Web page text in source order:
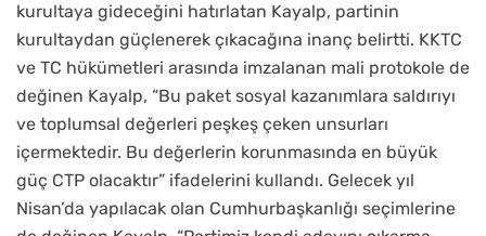
kurultaya gideceğini hatırlatan Kayalp, partinin
kurultaydan güçlenerek çıkacağına inanç belirtti. KKTC
ve TC hükümetleri arasında imzalanan mali protokole de
değinen Kayalp, “Bu paket sosyal kazanımlara saldırıyı
ve toplumsal değerleri peşkeş çeken unsurları
içermektedir. Bu değerlerin korunmasında en büyük
güç CTP olacaktır” ifadelerini kullandı. Gelecek yıl
Nisan’da yapılacak olan Cumhurbaşkanlığı seçimlerine